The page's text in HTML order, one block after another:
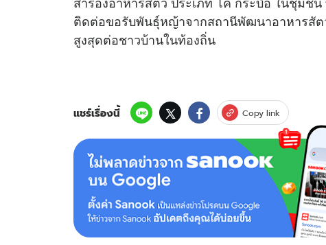
ติดต่อขอรับพันธุ์หญ้าจากสถานีพัฒนาอาหารสัต
สูงสุดต่อชาวบ้านในท้องถิ่น
แชร์เรื่องนี้ Copy link